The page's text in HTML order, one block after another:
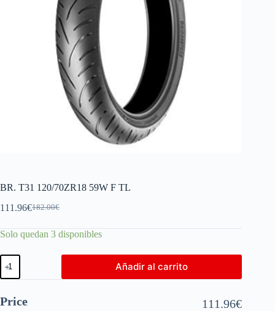
BR. T31 120/70ZR18 59W F TL
182.00€
111.96€
Solo quedan 3 disponibles
Añadir al carrito
Price 111.96€